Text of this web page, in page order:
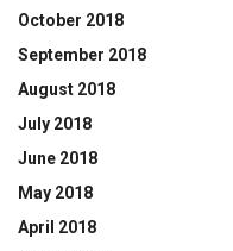
October 2018
September 2018
August 2018
July 2018
June 2018
May 2018
April 2018